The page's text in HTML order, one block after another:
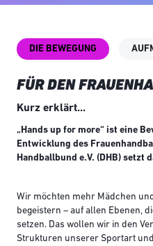
DIE BEWEGUNG
FÜR DEN
Kurz erklärt...
„Hands up for more“ ist eine
Entwicklung des
Handballbund e.V. (DHB) setzt
Wir möchten mehr Mädchen
begeistern – auf allen Ebenen,
setzen. Das wollen wir in den
Strukturen unserer Sportart